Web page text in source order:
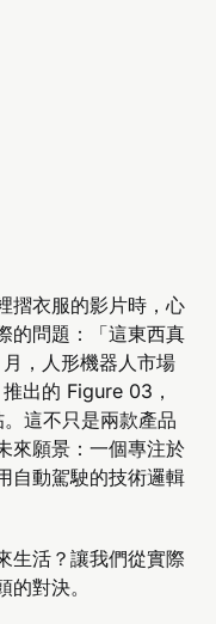
摺衣服的影片時，心
的問題：「這東西真
，人形機器人市場
推出的 Figure 03，
這不只是兩款產品
來願景：一個專注於
自動駕駛的技術邏輯
生活？讓我們從實際
對決。